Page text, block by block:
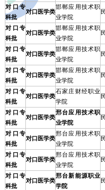
对口专
科批
对口医学类
邯郸应用技术职
业学院
对口专
科批
对口医学类
邯郸应用技术职
业学院
对口专
科批
对口医学类
邯郸应用技术职
业学院
对口专
科批
对口医学类
邯郸应用技术职
业学院
对口专
科批
对口医学类
石家庄财经职业
学院
对口专
科批
对口医学类
邢台应用技术职
业学院
对口专
科批
对口医学类
邢台应用技术职
业学院
对口专
科批
对口医学类
邢台应用技术职
业学院
对口专
科批
对口医学类
邢台新能源职业
学院